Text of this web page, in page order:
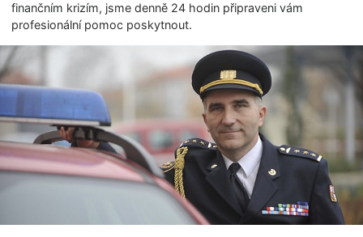
finančním krizím, jsme denně 24 hodin připraveni vám
profesionální pomoc poskytnout.